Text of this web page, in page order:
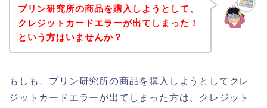
プリン研究所の商品を購入しようとして、
クレジットカードエラーが出てしまった！
という方はいませんか？
もしも、プリン研究所の商品を購入しようとしてクレ
ジットカードエラーが出てしまった方は、クレジット